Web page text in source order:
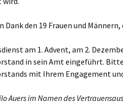
Dank den 19 Frauen und
am 1. Advent, am 2.
in sein Amt eingeführt.
mit Ihrem Engagement
Auers im Namen des